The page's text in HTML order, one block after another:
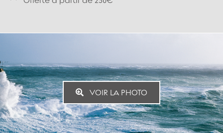
VOIR LA PHOTO